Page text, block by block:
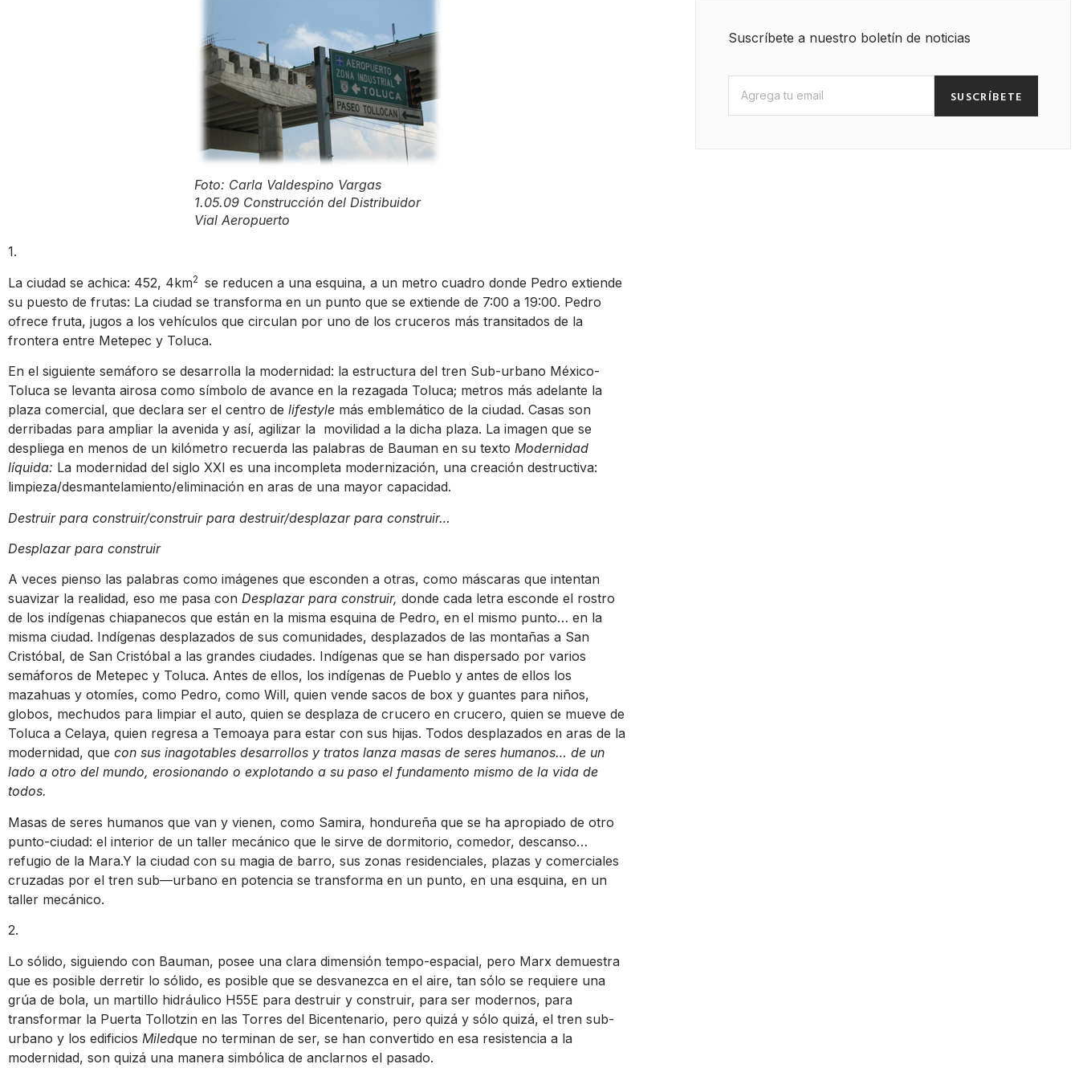
Foto: Carla Valdespino Vargas
1.05.09 Construcción del Distribuidor
Vial Aeropuerto
1.
La ciudad se achica: 452, 4km2 se reducen a una esquina, a un metro cuadro donde Pedro extiende
su puesto de frutas: La ciudad se transforma en un punto que se extiende de 7:00 a 19:00. Pedro
ofrece fruta, jugos a los vehículos que circulan por uno de los cruceros más transitados de la
frontera entre Metepec y Toluca.
En el siguiente semáforo se desarrolla la modernidad: la estructura del tren Sub-urbano México-
Toluca se levanta airosa como símbolo de avance en la rezagada Toluca; metros más adelante la
plaza comercial, que declara ser el centro de lifestyle más emblemático de la ciudad. Casas son
derribadas para ampliar la avenida y así, agilizar la movilidad a la dicha plaza. La imagen que se
despliega en menos de un kilómetro recuerda las palabras de Bauman en su texto Modernidad
líquida: La modernidad del siglo XXI es una incompleta modernización, una creación destructiva:
limpieza/desmantelamiento/eliminación en aras de una mayor capacidad.
Destruir para construir/construir para destruir/desplazar para construir…
Desplazar para construir
A veces pienso las palabras como imágenes que esconden a otras, como máscaras que intentan
suavizar la realidad, eso me pasa con Desplazar para construir, donde cada letra esconde el rostro
de los indígenas chiapanecos que están en la misma esquina de Pedro, en el mismo punto… en la
misma ciudad. Indígenas desplazados de sus comunidades, desplazados de las montañas a San
Cristóbal, de San Cristóbal a las grandes ciudades. Indígenas que se han dispersado por varios
semáforos de Metepec y Toluca. Antes de ellos, los indígenas de Pueblo y antes de ellos los
mazahuas y otomíes, como Pedro, como Will, quien vende sacos de box y guantes para niños,
globos, mechudos para limpiar el auto, quien se desplaza de crucero en crucero, quien se mueve de
Toluca a Celaya, quien regresa a Temoaya para estar con sus hijas. Todos desplazados en aras de la
modernidad, que con sus inagotables desarrollos y tratos lanza masas de seres humanos… de un
lado a otro del mundo, erosionando o explotando a su paso el fundamento mismo de la vida de
todos.
Masas de seres humanos que van y vienen, como Samira, hondureña que se ha apropiado de otro
punto-ciudad: el interior de un taller mecánico que le sirve de dormitorio, comedor, descanso…
refugio de la Mara.Y la ciudad con su magia de barro, sus zonas residenciales, plazas y comerciales
cruzadas por el tren sub—urbano en potencia se transforma en un punto, en una esquina, en un
taller mecánico.
2.
Lo sólido, siguiendo con Bauman, posee una clara dimensión tempo-espacial, pero Marx demuestra
que es posible derretir lo sólido, es posible que se desvanezca en el aire, tan sólo se requiere una
grúa de bola, un martillo hidráulico H55E para destruir y construir, para ser modernos, para
transformar la Puerta Tollotzin en las Torres del Bicentenario, pero quizá y sólo quizá, el tren sub-
urbano y los edificios Miledque no terminan de ser, se han convertido en esa resistencia a la
modernidad, son quizá una manera simbólica de anclarnos el pasado.
Suscríbete a nuestro boletín de noticias
SUSCRÍBETE